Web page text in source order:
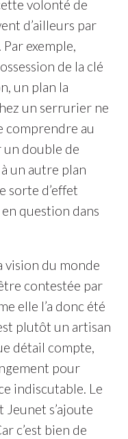
volonté de
d’ailleurs par
exemple,
de la clé
un plan la
un serrurier ne
comprendre au
un double de
un autre plan
sorte d’effet
question dans
vision du monde
contestée par
elle l’a donc été
plutôt un artisan
détail compte,
pour
indiscutable. Le
s’ajoute
c’est bien de